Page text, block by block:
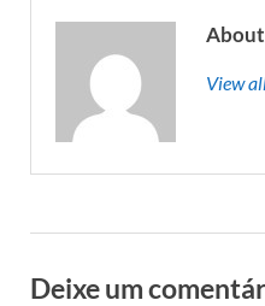
About
View
Deixe um